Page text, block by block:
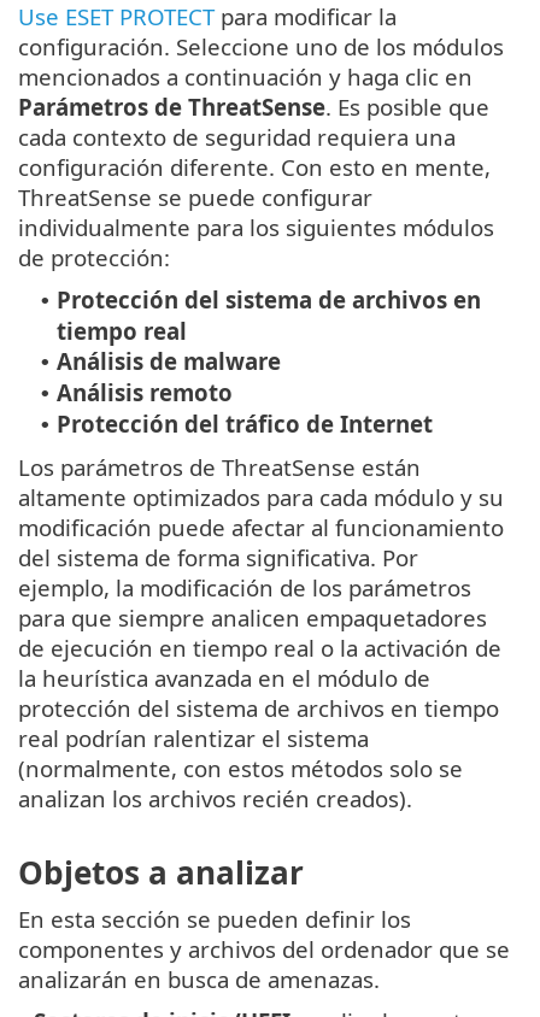
Use ESET PROTECTpara modificar la
configuración. Seleccione uno de los módulos
mencionados a continuación y haga clic en
Parámetros de ThreatSense. Es posible que
cada contexto de seguridad requiera una
configuración diferente. Con esto en mente,
ThreatSense se puede configurar
individualmente para los siguientes módulos
de protección:
• Protección del sistema de archivos en
tiempo real
• Análisis de malware
• Análisis remoto
• Protección del tráfico de Internet
Los parámetros de ThreatSense están
altamente optimizados para cada módulo y su
modificación puede afectar al funcionamiento
del sistema de forma significativa. Por
ejemplo, la modificación de los parámetros
para que siempre analicen empaquetadores
de ejecución en tiempo real o la activación de
la heurística avanzada en el módulo de
protección del sistema de archivos en tiempo
real podrían ralentizar el sistema
(normalmente, con estos métodos solo se
analizan los archivos recién creados).
Objetos a analizar
En esta sección se pueden definir los
componentes y archivos del ordenador que se
analizarán en busca de amenazas.